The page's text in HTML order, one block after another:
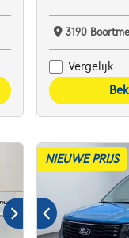
3190
Vergelijk
NIEUWE PRIJS